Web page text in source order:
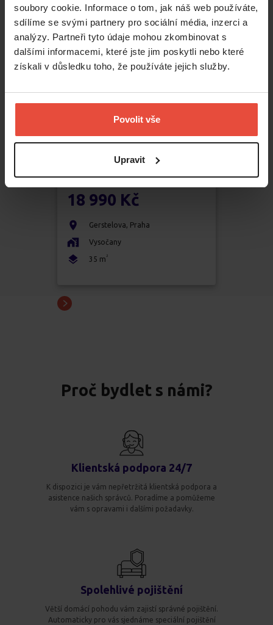
soubory cookie. Informace o tom, jak náš web používáte,
sdílíme se svými partnery pro sociální média, inzerci a
analýzy. Partneři tyto údaje mohou zkombinovat s
dalšími informacemi, které jste jim poskytli nebo které
získali v důsledku toho, že používáte jejich služby.
Povolit vše
Upravit
18 990 Kč
Gerstelova, Praha
Vysočany
35 m 2
Proč bydlet s námi?
Klientská podpora 24/7
K dispozici je vám nepřetržitá klientská podpora a
asistence našich správců. Poradíme a pomůžeme
vám s opravami i dalšími požadavky.
Spolehlivé pojištění
Větší domácí pohodu vám zajistí správné pojištění.
Automaticky pro vás sjednáme speciální pojištění